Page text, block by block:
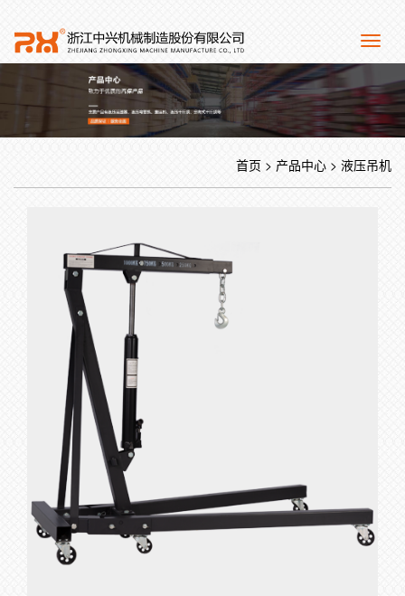
首页 > 产品中心 > 液压吊机